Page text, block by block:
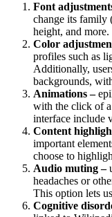
Font
change its family
height, and more.
Color
profiles such as
Additionally,
backgrounds,
Animations –
with the click of
interface include
Content
important
choose to
Audio muting –
headaches or
This option lets
Cognitive